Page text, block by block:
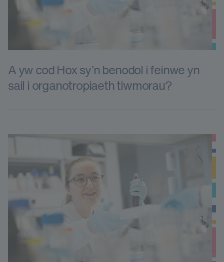
A yw cod Hox sy’n benodol i feinwe yn
sail i organotropiaeth tiwmorau?